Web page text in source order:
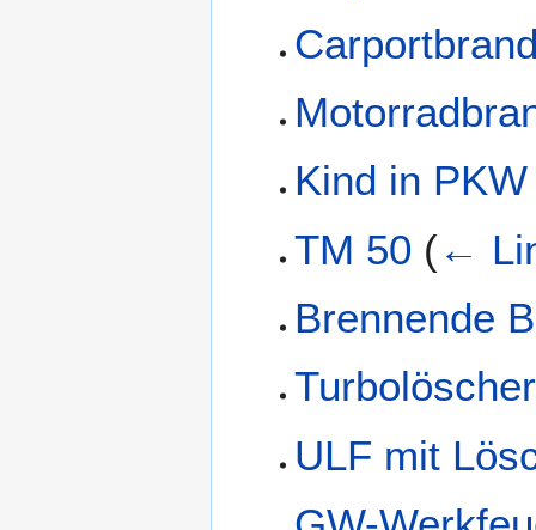
Kind in
TM 50 (←
Brennende
Turbolöscher
ULF mit